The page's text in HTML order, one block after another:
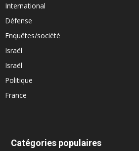
International
Défense
Enquêtes/société
Israël
Israël
Politique
France
Catégories populaires